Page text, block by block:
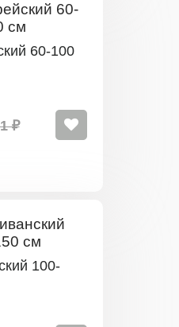
60-100
₽
100-